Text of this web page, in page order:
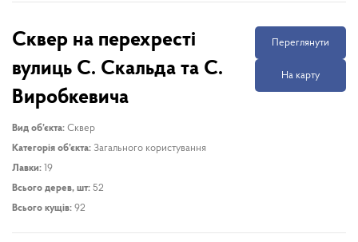
Сквер на перехресті
вулиць С. Скальда та С.
Виробкевича
Вид об’єкта: Сквер
Категорія об’єкта: Загального користування
Лавки: 19
Всього дерев, шт: 52
Всього кущів: 92
Переглянути
На карту